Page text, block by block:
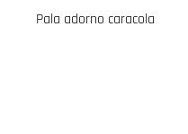
Pala adorno caracola